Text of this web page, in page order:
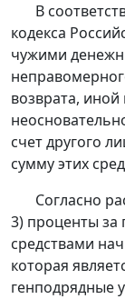
В
кодекса
чужими
возврата,
счет другого
сумму этих
Согласно
3) проценты
средствами
которая
генподрядные